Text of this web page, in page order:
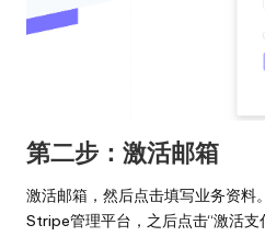
第二步：激活邮箱
激活邮箱，然后点击填写业务资料
Stripe管理平台，之后点击“激活支